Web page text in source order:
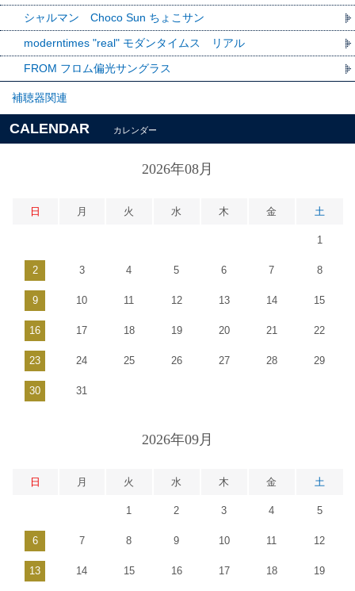
シャルマン Choco Sun ちょこサン
moderntimes "real" モダンタイムス リアル
FROM フロム偏光サングラス
補聴器関連
CALENDAR カレンダー
2026年08月
日 月 火 水 木 金 土
1
2 3 4 5 6 7 8
9 10 11 12 13 14 15
16 17 18 19 20 21 22
23 24 25 26 27 28 29
30 31
2026年09月
日 月 火 水 木 金 土
1 2 3 4 5
6 7 8 9 10 11 12
13 14 15 16 17 18 19